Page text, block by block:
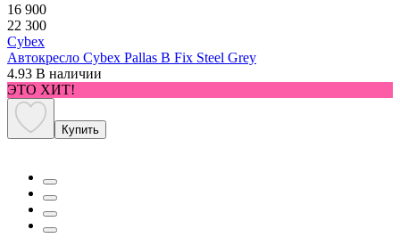
16 900
22 300
Cybex
Автокресло Cybex Pallas B Fix Steel Grey
4.93 В наличии
ЭТО ХИТ!
Купить